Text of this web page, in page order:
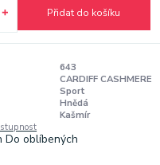
Přidat do košíku
643
CARDIFF CASHMERE
Sport
Hnědá
Kašmír
Do oblíbených